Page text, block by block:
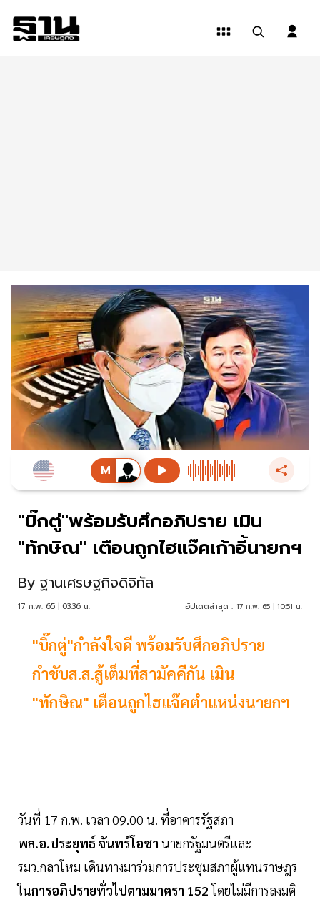
"บิ๊กตู่"พร้อมรับศึกอภิปราย เมิน
"ทักษิณ" เตือนถูกไฮแจ๊คเก้าอี้นายกฯ
By ฐานเศรษฐกิจดิจิทัล
17 ก.พ. 65 | 03:36 น. อัปเดตล่าสุด : 17 ก.พ. 65 | 10:51 น.
"บิ๊กตู่"กำลังใจดี พร้อมรับศึกอภิปราย
กำชับส.ส.สู้เต็มที่สามัคคีกัน เมิน
"ทักษิณ" เตือนถูกไฮแจ๊คตำแหน่งนายกฯ
วันที่ 17 ก.พ. เวลา 09.00 น. ที่อาคารรัฐสภา
พล.อ.ประยุทธ์ จันทร์โอชา นายกรัฐมนตรีและ
รมว.กลาโหม เดินทางมาร่วมการประชุมสภาผู้แทนราษฎร
ในการอภิปรายทั่วไปตามมาตรา 152โดยไม่มีการลงมติ